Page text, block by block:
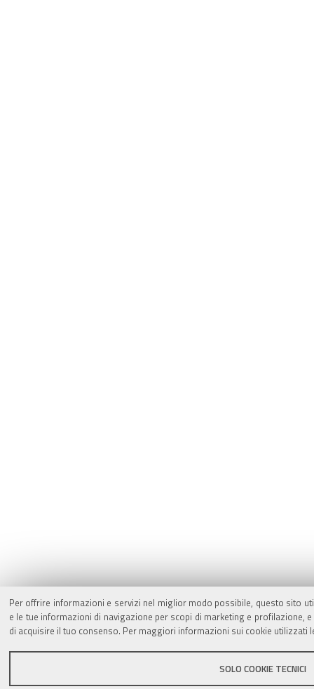
Per offrire informazioni e servizi nel miglior modo possibile, questo sito
e le tue informazioni di navigazione per scopi di marketing e
di acquisire il tuo consenso. Per maggiori informazioni sui cookie utilizzati
SOLO COOKIE TECNICI